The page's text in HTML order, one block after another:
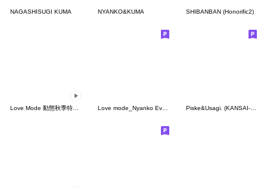
NAGASHISUGI KUMA NYANKO&KUMA SHIBANBAN (Honorific2)
Piske&Usagi. (KANSAI-BEN2) by Kanahei